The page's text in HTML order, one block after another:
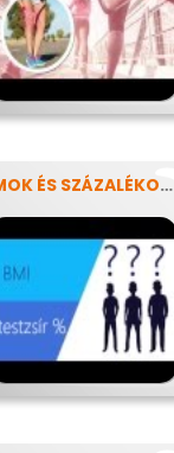
SZÁMOK ÉS SZÁZALÉKOK REJTELMEI